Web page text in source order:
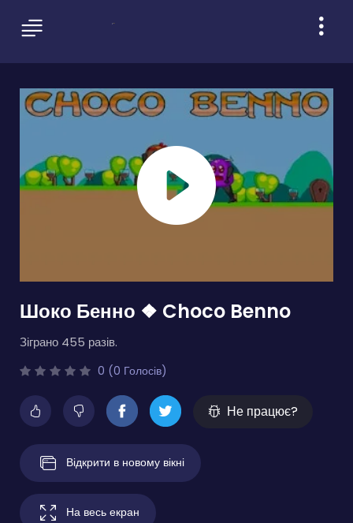
Шоко Бенно ❖ Choco Benno
Зіграно 455 разів.
0 (0 Голосів)
Не працює?
Відкрити в новому вікні
На весь екран